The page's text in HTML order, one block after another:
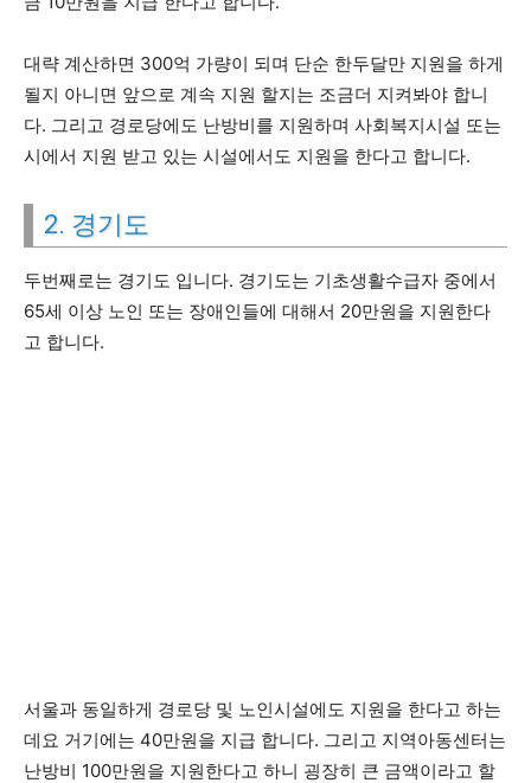
대략 계산하면 300억 가량이 되며 단순 한두달만 지원을 하게
될지 아니면 앞으로 계속 지원 할지는 조금더 지켜봐야 합니
다. 그리고 경로당에도 난방비를 지원하며 사회복지시설 또는
시에서 지원 받고 있는 시설에서도 지원을 한다고 합니다.
2. 경기도
두번째로는 경기도 입니다. 경기도는 기초생활수급자 중에서
65세 이상 노인 또는 장애인들에 대해서 20만원을 지원한다
고 합니다.
서울과 동일하게 경로당 및 노인시설에도 지원을 한다고 하는
데요 거기에는 40만원을 지급 합니다. 그리고 지역아동센터는
난방비 100만원을 지원한다고 하니 굉장히 큰 금액이라고 할